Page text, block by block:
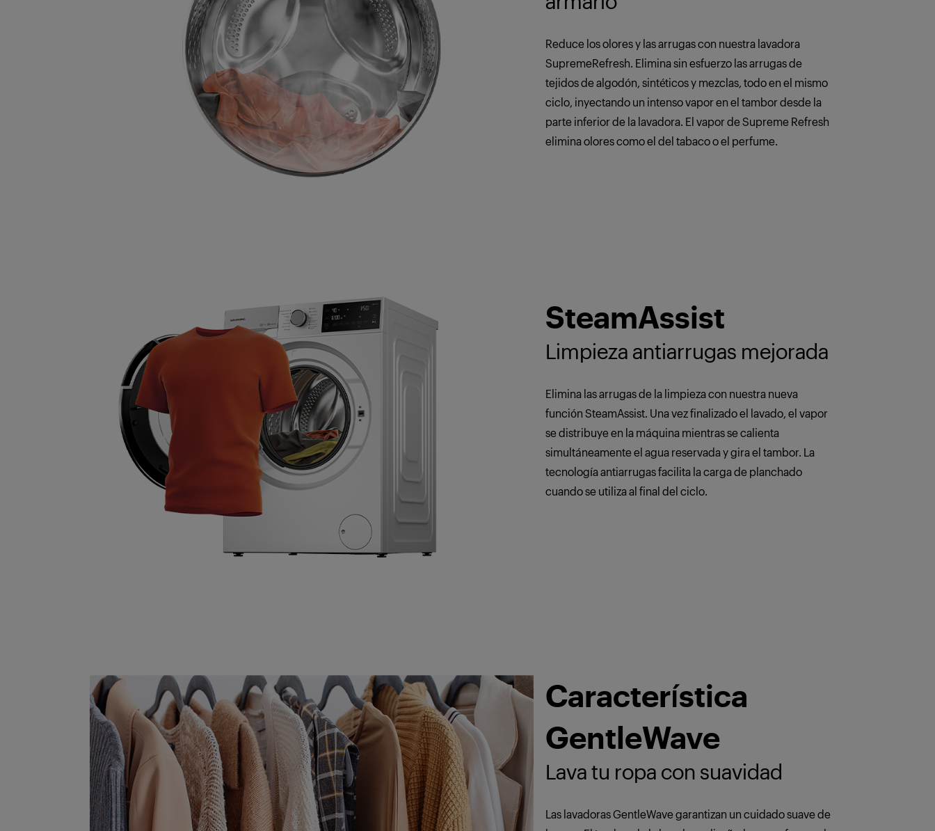
Reduce los olores y las arrugas con nuestra lavadora
SupremeRefresh. Elimina sin esfuerzo las arrugas de
tejidos de algodón, sintéticos y mezclas, todo en el mismo
ciclo, inyectando un intenso vapor en el tambor desde la
parte inferior de la lavadora. El vapor de Supreme Refresh
elimina olores como el del tabaco o el perfume.
SteamAssist
Limpieza antiarrugas mejorada
Elimina las arrugas de la limpieza con nuestra nueva
función SteamAssist. Una vez finalizado el lavado, el vapor
se distribuye en la máquina mientras se calienta
simultáneamente el agua reservada y gira el tambor. La
tecnología antiarrugas facilita la carga de planchado
cuando se utiliza al final del ciclo.
Característica
GentleWave
Lava tu ropa con suavidad
Las lavadoras GentleWave garantizan un cuidado suave de